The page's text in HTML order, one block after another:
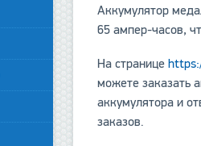
Аккумулятор
65 ампер-часов,
На странице
можете заказать
аккумулятора и
заказов.